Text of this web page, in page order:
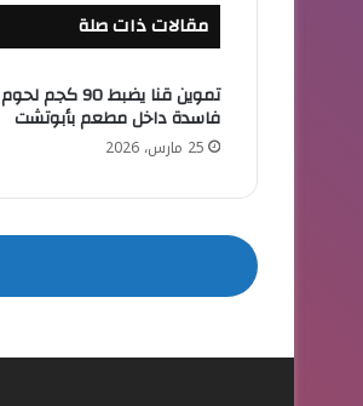
مقالات ذات صلة
تموين قنا يضبط 90 كجم لحوم
فاسدة داخل مطعم بأبوتشت
25 مارس، 2026